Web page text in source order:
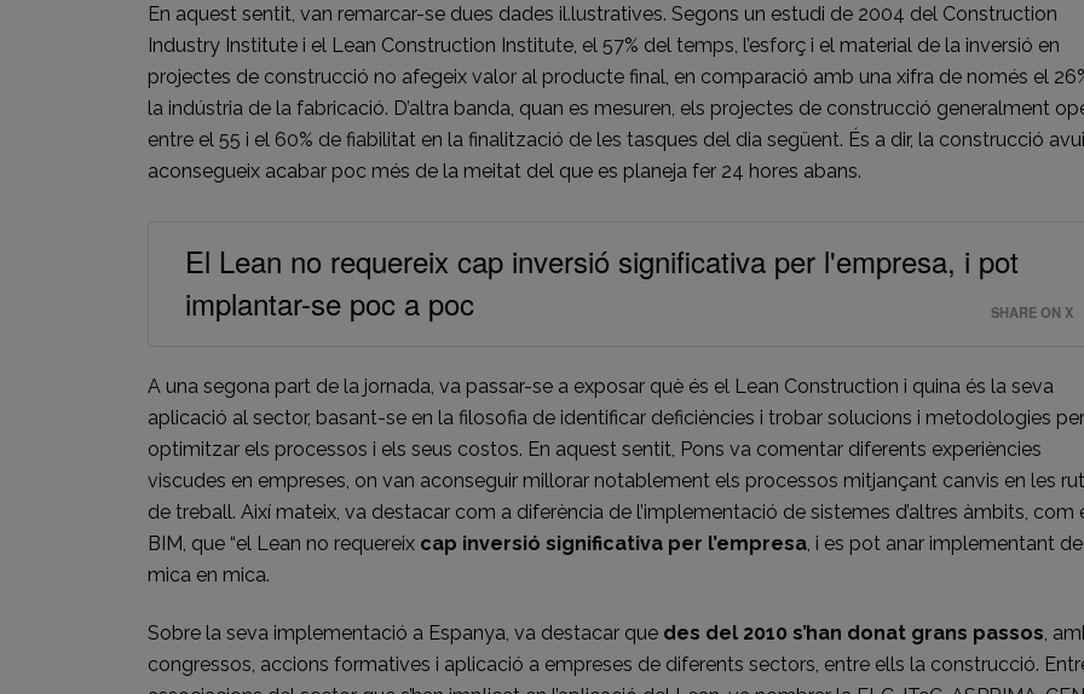
En aquest sentit, van remarcar-se dues dades il.lustratives. Segons un estudi de 2004 del Construction
Industry Institute i el Lean Construction Institute, el 57% del temps, l’esforç i el material de la inversió en
projectes de construcció no afegeix valor al producte final, en comparació amb una xifra de només el
la indústria de la fabricació. D’altra banda, quan es mesuren, els projectes de construcció generalment
entre el 55 i el 60% de fiabilitat en la finalització de les tasques del dia següent. És a dir, la construcció
aconsegueix acabar poc més de la meitat del que es planeja fer 24 hores abans.
El Lean no requereix cap inversió significativa per l'empresa, i pot
implantar-se poc a poc
SHARE ON X
A una segona part de la jornada, va passar-se a exposar què és el Lean Construction i quina és la seva
aplicació al sector, basant-se en la filosofia de identificar deficiències i trobar solucions i metodologies per
optimitzar els processos i els seus costos. En aquest sentit, Pons va comentar diferents experiències
viscudes en empreses, on van aconseguir millorar notablement els processos mitjançant canvis en les
de treball. Així mateix, va destacar com a diferència de l’implementació de sistemes d’altres àmbits, com
BIM, que “el Lean no requereix cap inversió significativa per l’empresa , i es pot anar implementant de
mica en mica.
Sobre la seva implementació a Espanya, va destacar que des del 2010 s’han donat grans passos ,
congressos, accions formatives i aplicació a empreses de diferents sectors, entre ells la construcció.